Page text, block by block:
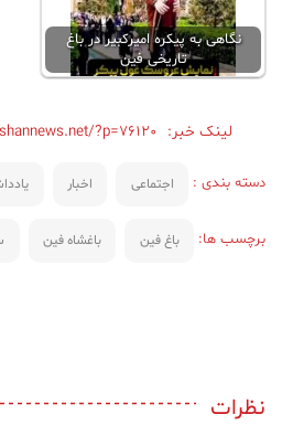
نگاهی به پیکره امیرکبیر در باغ
تاریخی فین
لینک خبر: ?p=76120
دسته بندی : اجتماعی اخبار
برچسب ها: باغ فین باغشاه فین
نظرات